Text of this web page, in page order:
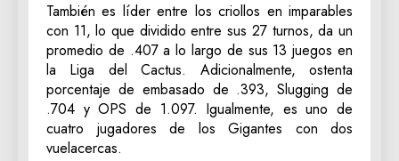
También es líder entre los criollos en imparables
con 11, lo que dividido entre sus 27 turnos, da un
promedio de .407 a lo largo de sus 13 juegos en
la Liga del Cactus. Adicionalmente, ostenta
porcentaje de embasado de .393, Slugging de
.704 y OPS de 1.097. Igualmente, es uno de
cuatro jugadores de los Gigantes con dos
vuelacercas.